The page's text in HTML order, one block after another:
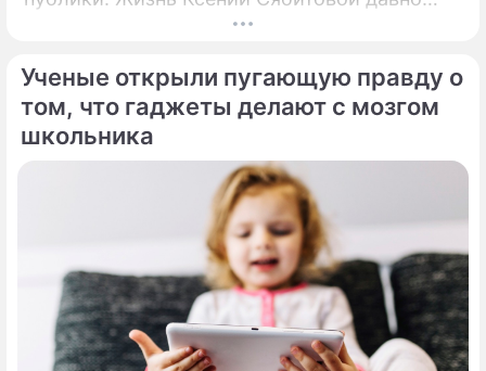
рассматривают под мощной лупой.
Ученые открыли пугающую правду о
том, что гаджеты делают с мозгом
школьника